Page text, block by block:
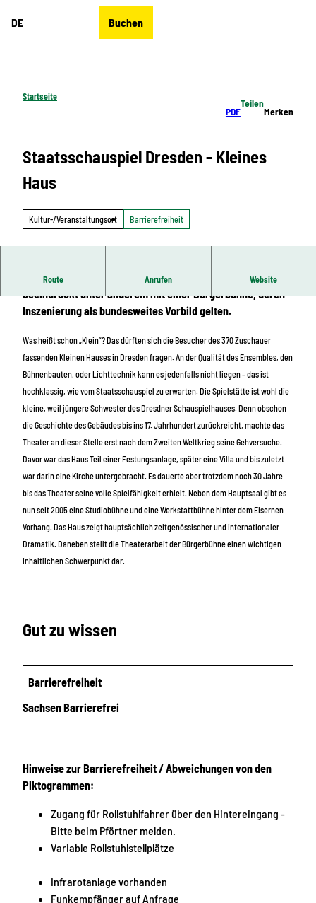
DE Buchen
Startseite
PDF
Teilen
Merken
Staatsschauspiel Dresden - Kleines
Haus
Kultur-/Veranstaltungsort Barrierefreiheit
Route Anrufen Website
Das Kleine Haus ist Teil des Staatsschauspiels Dresden und
beeindruckt unter anderem mit einer Bürgerbühne, deren
Inszenierung als bundesweites Vorbild gelten.
Was heißt schon „Klein“? Das dürften sich die Besucher des 370 Zuschauer
fassenden Kleinen Hauses in Dresden fragen. An der Qualität des Ensembles, den
Bühnenbauten, oder Lichttechnik kann es jedenfalls nicht liegen – das ist
hochklassig, wie vom Staatsschauspiel zu erwarten. Die Spielstätte ist wohl die
kleine, weil jüngere Schwester des Dresdner Schauspielhauses. Denn obschon
die Geschichte des Gebäudes bis ins 17. Jahrhundert zurückreicht, machte das
Theater an dieser Stelle erst nach dem Zweiten Weltkrieg seine Gehversuche.
Davor war das Haus Teil einer Festungsanlage, später eine Villa und bis zuletzt
war darin eine Kirche untergebracht. Es dauerte aber trotzdem noch 30 Jahre
bis das Theater seine volle Spielfähigkeit erhielt. Neben dem Hauptsaal gibt es
nun seit 2005 eine Studiobühne und eine Werkstattbühne hinter dem Eisernen
Vorhang. Das Haus zeigt hauptsächlich zeitgenössischer und internationaler
Dramatik. Daneben stellt die Theaterarbeit der Bürgerbühne einen wichtigen
inhaltlichen Schwerpunkt dar.
Gut zu wissen
Barrierefreiheit
Sachsen Barrierefrei
Hinweise zur Barrierefreiheit / Abweichungen von den
Piktogrammen:
Zugang für Rollstuhlfahrer über den Hintereingang -
Bitte beim Pförtner melden.
Variable Rollstuhlstellplätze
Infrarotanlage vorhanden
Funkempfänger auf Anfrage